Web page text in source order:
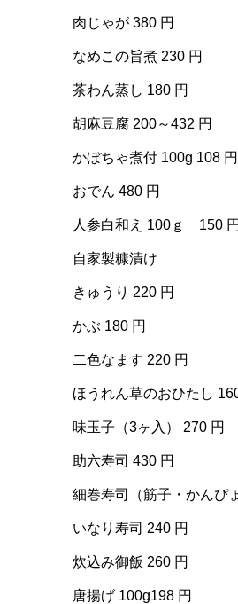
肉じゃが 380 円
なめこの旨煮 230 円
茶わん蒸し 180 円
胡麻豆腐 200～432 円
かぼちゃ煮付 100g 108 円
おでん 480 円
人参白和え 100ｇ 150 円
自家製糠漬け
きゅうり 220 円
かぶ 180 円
二色なます 220 円
ほうれん草のおひたし
味玉子（3ヶ入） 270 円
助六寿司 430 円
細巻寿司（筋子・かんぴ
いなり寿司 240 円
炊込み御飯 260 円
唐揚げ 100g198 円